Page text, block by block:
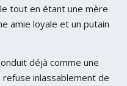
tout en étant une mère
amie loyale et un putain
déjà comme une
inlassablement de